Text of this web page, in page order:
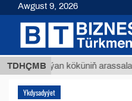
TDHÇMB
Buýan köküniň
Ykdysadyýet
Awgust 9, 2026